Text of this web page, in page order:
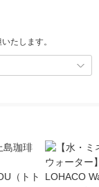
たします。